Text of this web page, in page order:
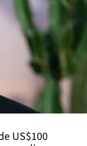
US$100